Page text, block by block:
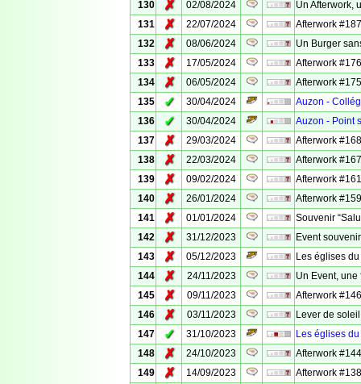
130 ✗ 02/08/2024
Un Afterwork,
131
✗ 22/07/2024
Afterwork
132
✗ 08/06/2024
Un Burger
133
✗ 17/05/2024
Afterwork
134
✗ 06/05/2024
Afterwork
135
✓ 30/04/2024
Auzon -
136
✓ 30/04/2024
Auzon - Point
137
✗ 29/03/2024
Afterwork
138
✗ 22/03/2024
Afterwork
139
✗ 09/02/2024
Afterwork
140
✗ 26/01/2024
Afterwork
141
✗ 01/01/2024
Souvenir
142
✗ 31/12/2023
Event
143
✗ 05/12/2023
Les églises
144
✗ 24/11/2023
Un Event,
145
✗ 09/11/2023
Afterwork
146
✗ 03/11/2023
Lever de
147
✓ 31/10/2023
Les églises
148
✗ 24/10/2023
Afterwork
149
✗ 14/09/2023
Afterwork